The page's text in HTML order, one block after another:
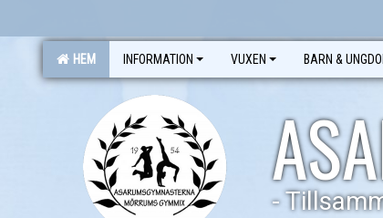
HEM INFORMATION VUXEN BARN &
-